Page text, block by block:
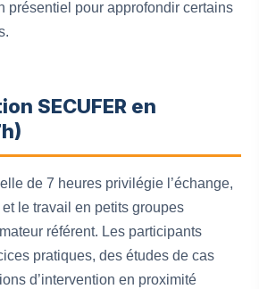
présentiel pour approfondir certains
SECUFER en
de 7 heures privilégie l’échange,
le travail en petits groupes
référent. Les participants
pratiques, des études de cas
d’intervention en proximité